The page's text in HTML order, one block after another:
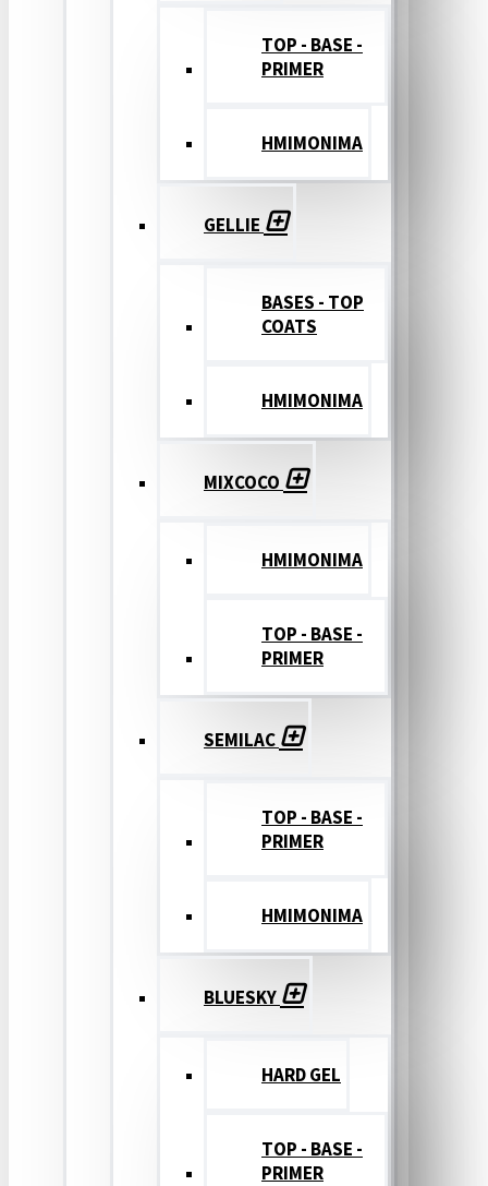
TOP - BASE -
PRIMER
ΗΜΙΜΟΝΙΜΑ
GELLIE
BASES - TOP
COATS
ΗΜΙΜΟΝΙΜΑ
MIXCOCO
HMIMONIMA
TOP - BASE -
PRIMER
SEMILAC
TOP - BASE -
PRIMER
ΗΜΙΜΟΝΙΜΑ
BLUESKY
HARD GEL
TOP - BASE -
PRIMER